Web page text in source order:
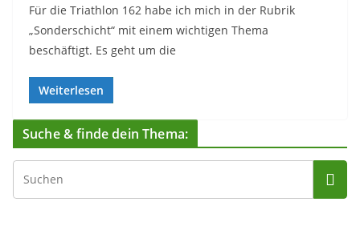
Für die Triathlon 162 habe ich mich in der Rubrik
„Sonderschicht“ mit einem wichtigen Thema
beschäftigt. Es geht um die
Weiterlesen
Suche & finde dein Thema: